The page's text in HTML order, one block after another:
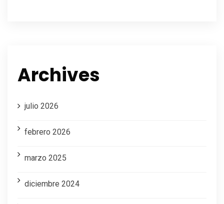
Archives
julio 2026
febrero 2026
marzo 2025
diciembre 2024